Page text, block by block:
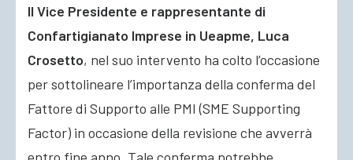
Il Vice Presidente e rappresentante di
Confartigianato Imprese in Ueapme, Luca
Crosetto, nel suo intervento ha colto l’occasione
per sottolineare l’importanza della conferma del
Fattore di Supporto alle PMI (SME Supporting
Factor) in occasione della revisione che avverrà